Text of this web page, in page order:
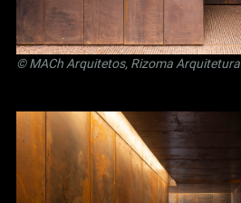
© MACh Arquitetos, Rizoma Arquitetura